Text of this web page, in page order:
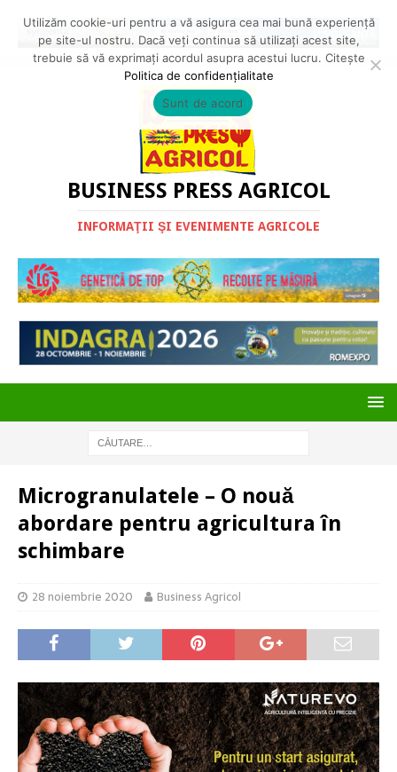
BUSINESS PRESS AGRICOL
INFORMAŢII ŞI EVENIMENTE AGRICOLE
Microgranulatele – O nouă
abordare pentru agricultura în
schimbare
28 noiembrie 2020 Business Agricol
Utilizăm cookie-uri pentru a vă asigura cea mai bună experiență
pe site-ul nostru. Dacă veți continua să utilizați acest site,
trebuie să vă exprimați acordul asupra acestui lucru. Citește
Politica de confidențialitate
Sunt de acord